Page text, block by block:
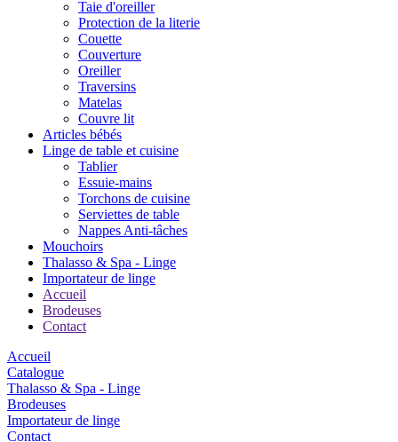
Taie d'oreiller
Protection de la literie
Couette
Couverture
Oreiller
Traversins
Matelas
Couvre lit
Articles bébés
Linge de table et cuisine
Tablier
Essuie-mains
Torchons de cuisine
Serviettes de table
Nappes Anti-tâches
Mouchoirs
Thalasso & Spa - Linge
Importateur de linge
Accueil
Brodeuses
Contact
Accueil
Catalogue
Thalasso & Spa - Linge
Brodeuses
Importateur de linge
Contact